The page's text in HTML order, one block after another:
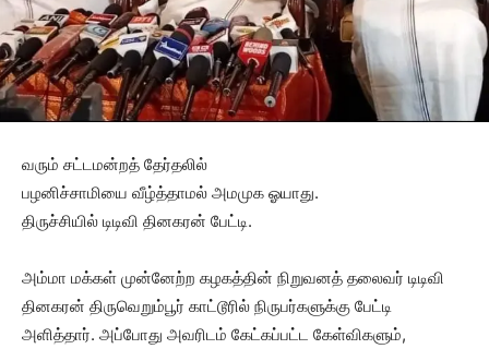
வரும் சட்டமன்றத் தேர்தலில்
பழனிச்சாமியை வீழ்த்தாமல் அமமுக ஓயாது.
திருச்சியில் டிடிவி தினகரன் பேட்டி.
அம்மா மக்கள் முன்னேற்ற கழகத்தின் நிறுவனத் தலைவர் டிடிவி
தினகரன் திருவெறும்பூர் காட்டூரில் நிருபர்களுக்கு பேட்டி
அளித்தார். அப்போது அவரிடம் கேட்கப்பட்ட கேள்விகளும்,